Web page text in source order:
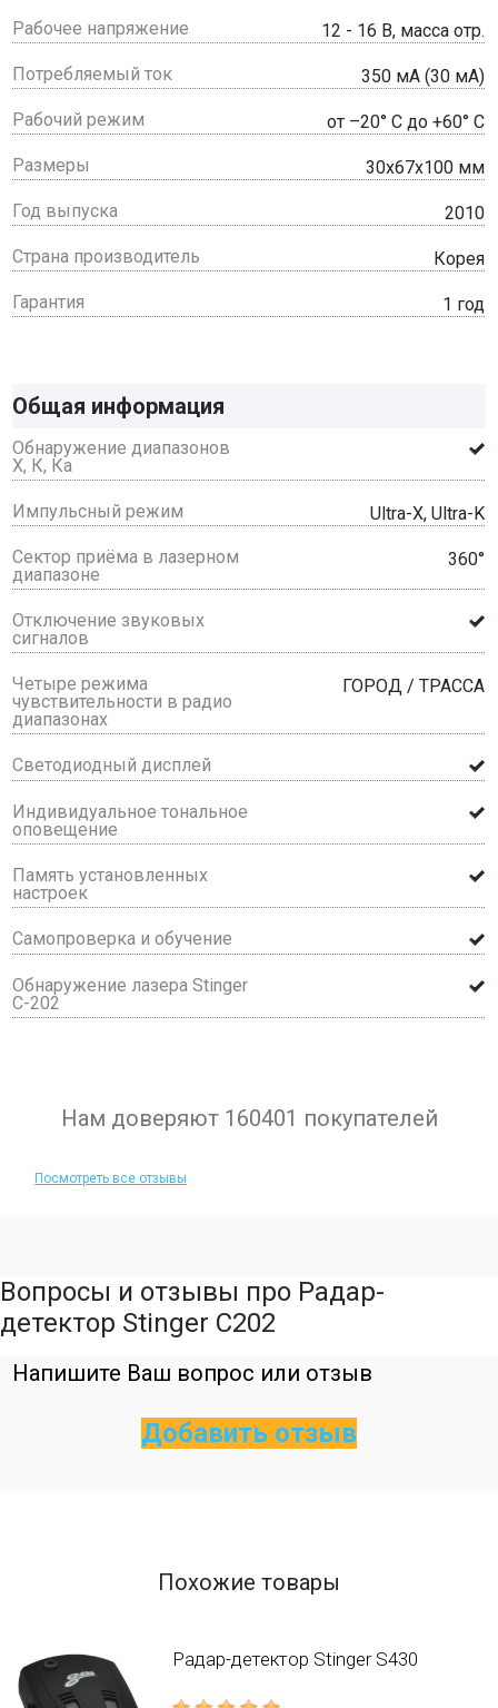
Рабочее напряжение 12 - 16 В, масса отр.
Потребляемый ток 350 мА (30 мА)
Рабочий режим от –20° С до +60° С
Размеры 30x67x100 мм
Год выпуска 2010
Страна производитель Корея
Гарантия 1 год
Общая информация
Обнаружение диапазонов
Х, К, Ка
Импульсный режим Ultra-X, Ultra-K
Сектор приёма в лазерном
диапазоне
360°
Отключение звуковых
сигналов
Четыре режима
чувствительности в радио
диапазонах
ГОРОД / ТРАССА
Светодиодный дисплей
Индивидуальное тональное
оповещение
Память установленных
настроек
Самопроверка и обучение
Обнаружение лазера Stinger
C-202
Нам доверяют 160401 покупателей
Посмотреть все отзывы
Вопросы и отзывы про Радар-
детектор Stinger С202
Напишите Ваш вопрос или отзыв
Добавить отзыв
Похожие товары
Радар-детектор Stinger S430